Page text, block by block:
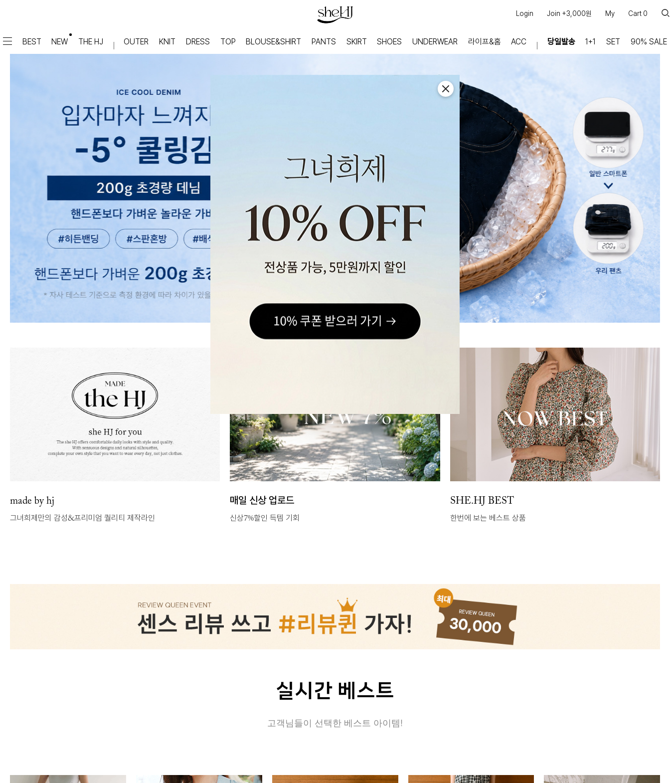
Login Join +3,000원 My Cart 0
★텐션업! 쫀쫀진
면/캐쥬얼
데님
숏팬츠
#배기
#부츠컷
#밴딩
SKIRT
미디/미니 스커트
KNIT
니트/스웨터
조끼
폴라/터틀넥
원피스&스커트
자켓/코트
HOME
홈웨어
스포츠웨어
INNER
이너웨어
ACC
스카프/머플러
1+1
쿠폰조회
커뮤니티
공지사항
FAQ
상품문의
교환/반품 문의
리뷰 +30,000
실시간 상담톡
SNS
인스타그램
카카오스토리
페이스북
BEST NEW THE HJ OUTER KNIT DRESS TOP BLOUSE&SHIRT PANTS SKIRT SHOES UNDERWEAR 라이프&홈 ACC 당일발송 1+1 SET 90% SALE
매일 신상 업로드
신상7%할인 득템 기회
SHE.HJ BEST
한번에 보는 베스트 상품
하나사면, 하나 더! 1+1
#합리적인 가격#기획 아이템
실시간 베스트
고객님들이 선택한 베스트 아이템!